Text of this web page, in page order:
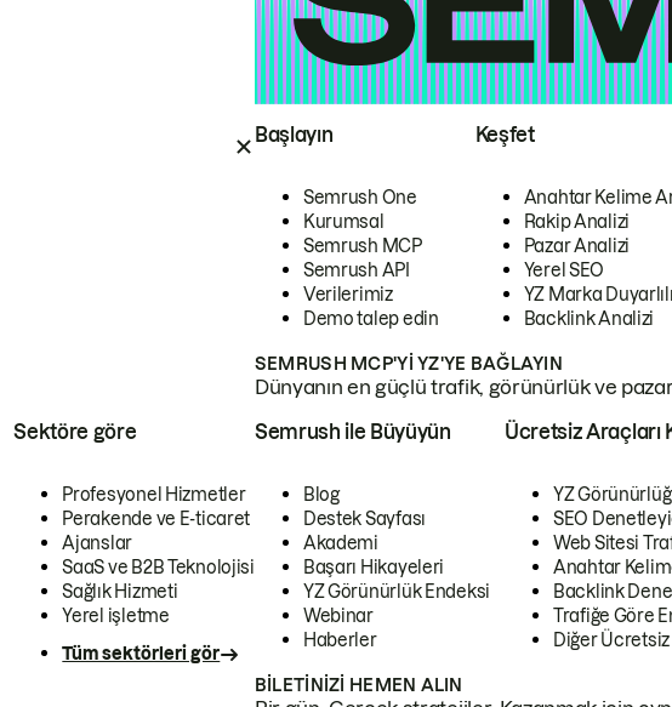
Başlayın
Semrush One
Kurumsal
Semrush MCP
Semrush API
Verilerimiz
Demo talep edin
Keşfet
Anahtar Kelime
Rakip Analizi
Pazar Analizi
Yerel SEO
YZ Marka
Backlink Analizi
SEMRUSH MCP'YI YZ'YE BAĞLAYIN
Dünyanın en güçlü trafik, görünürlük ve
Sektöre göre
Profesyonel Hizmetler
Perakende ve E-ticaret
Ajanslar
SaaS ve B2B Teknolojisi
Sağlık Hizmeti
Yerel işletme
Tüm sektörleri gör
Semrush ile Büyüyün
Blog
Destek Sayfası
Akademi
Başarı Hikayeleri
YZ Görünürlük Endeksi
Webinar
Haberler
Ücretsiz Araçları
YZ
SEO
Web Sitesi
Anahtar
Backlink
Trafiğe Göre
Diğer
BILETINIZI HEMEN ALIN